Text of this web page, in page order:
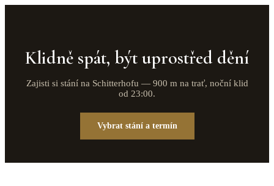
Klidně spát, být uprostřed dění
Zajisti si stání na Schitterhofu — 900 m na trať, noční klid
od 23:00.
Vybrat stání a termín